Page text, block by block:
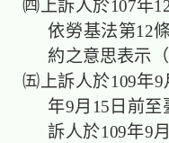
㈣上訴人於107年
依勞基法第12
約之意思表示
㈤上訴人於109年
年9月15日前
訴人於109年9